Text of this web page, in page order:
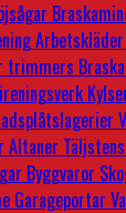
Arbetskläder
trimmers
Altaner
Byggvaror
Garageportar